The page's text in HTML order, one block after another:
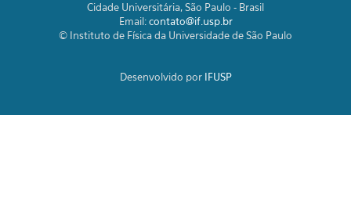
Cidade Universitária, São Paulo - Brasil
Email:contato@if.usp.br
© Instituto de Física da Universidade de São Paulo
Desenvolvido por IFUSP